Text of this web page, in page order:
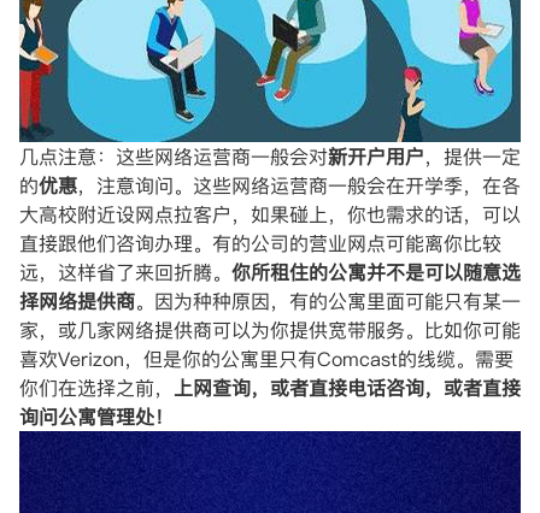
几点注意：这些网络运营商一般会对新开户用户，提供一定
的优惠，注意询问。这些网络运营商一般会在开学季，在各
大高校附近设网点拉客户，如果碰上，你也需求的话，可以
直接跟他们咨询办理。有的公司的营业网点可能离你比较
远，这样省了来回折腾。 你所租住的公寓并不是可以随意选
择网络提供商。因为种种原因，有的公寓里面可能只有某一
家，或几家网络提供商可以为你提供宽带服务。比如你可能
喜欢Verizon，但是你的公寓里只有Comcast的线缆。需要
你们在选择之前， 上网查询，或者直接电话咨询，或者直接
询问公寓管理处！